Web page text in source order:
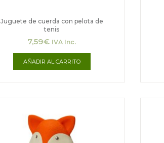
Juguete de cuerda con pelota de
tenis
7,59€ IVA Inc.
AÑADIR AL CARRITO